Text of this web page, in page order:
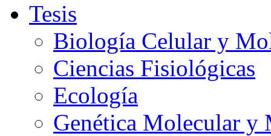
Tesis
Biología Celular y
Ciencias Fisiológicas
Ecología
Genética Molecular